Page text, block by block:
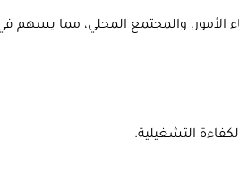
الأمور، والمجتمع المحلي، مما
التشغيلية.